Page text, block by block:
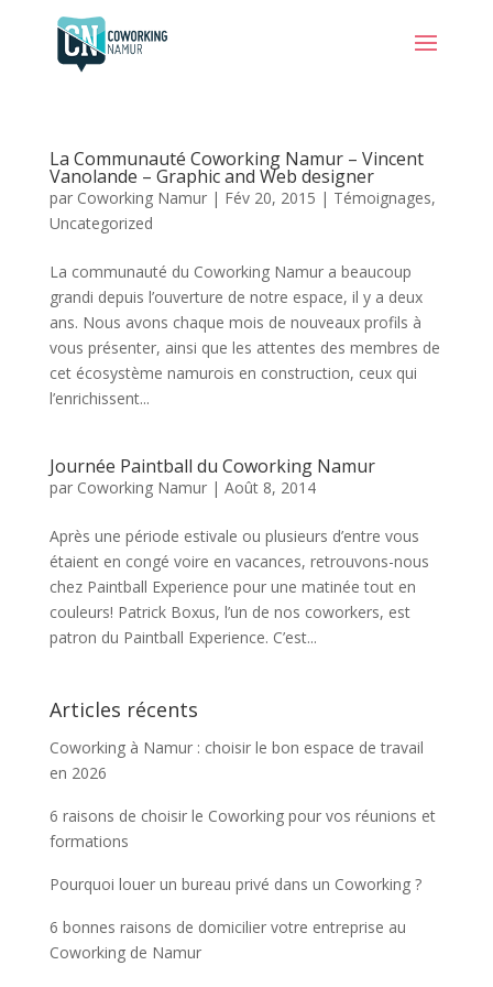
La Communauté Coworking Namur – Vincent
Vanolande – Graphic and Web designer
par Coworking Namur| Fév 20, 2015 | Témoignages,
Uncategorized
La communauté du Coworking Namur a beaucoup
grandi depuis l’ouverture de notre espace, il y a deux
ans. Nous avons chaque mois de nouveaux profils à
vous présenter, ainsi que les attentes des membres de
cet écosystème namurois en construction, ceux qui
l’enrichissent...
Journée Paintball du Coworking Namur
par Coworking Namur| Août 8, 2014
Après une période estivale ou plusieurs d’entre vous
étaient en congé voire en vacances, retrouvons-nous
chez Paintball Experience pour une matinée tout en
couleurs! Patrick Boxus, l’un de nos coworkers, est
patron du Paintball Experience. C’est...
Articles récents
Coworking à Namur : choisir le bon espace de travail
en 2026
6 raisons de choisir le Coworking pour vos réunions et
formations
Pourquoi louer un bureau privé dans un Coworking ?
6 bonnes raisons de domicilier votre entreprise au
Coworking de Namur